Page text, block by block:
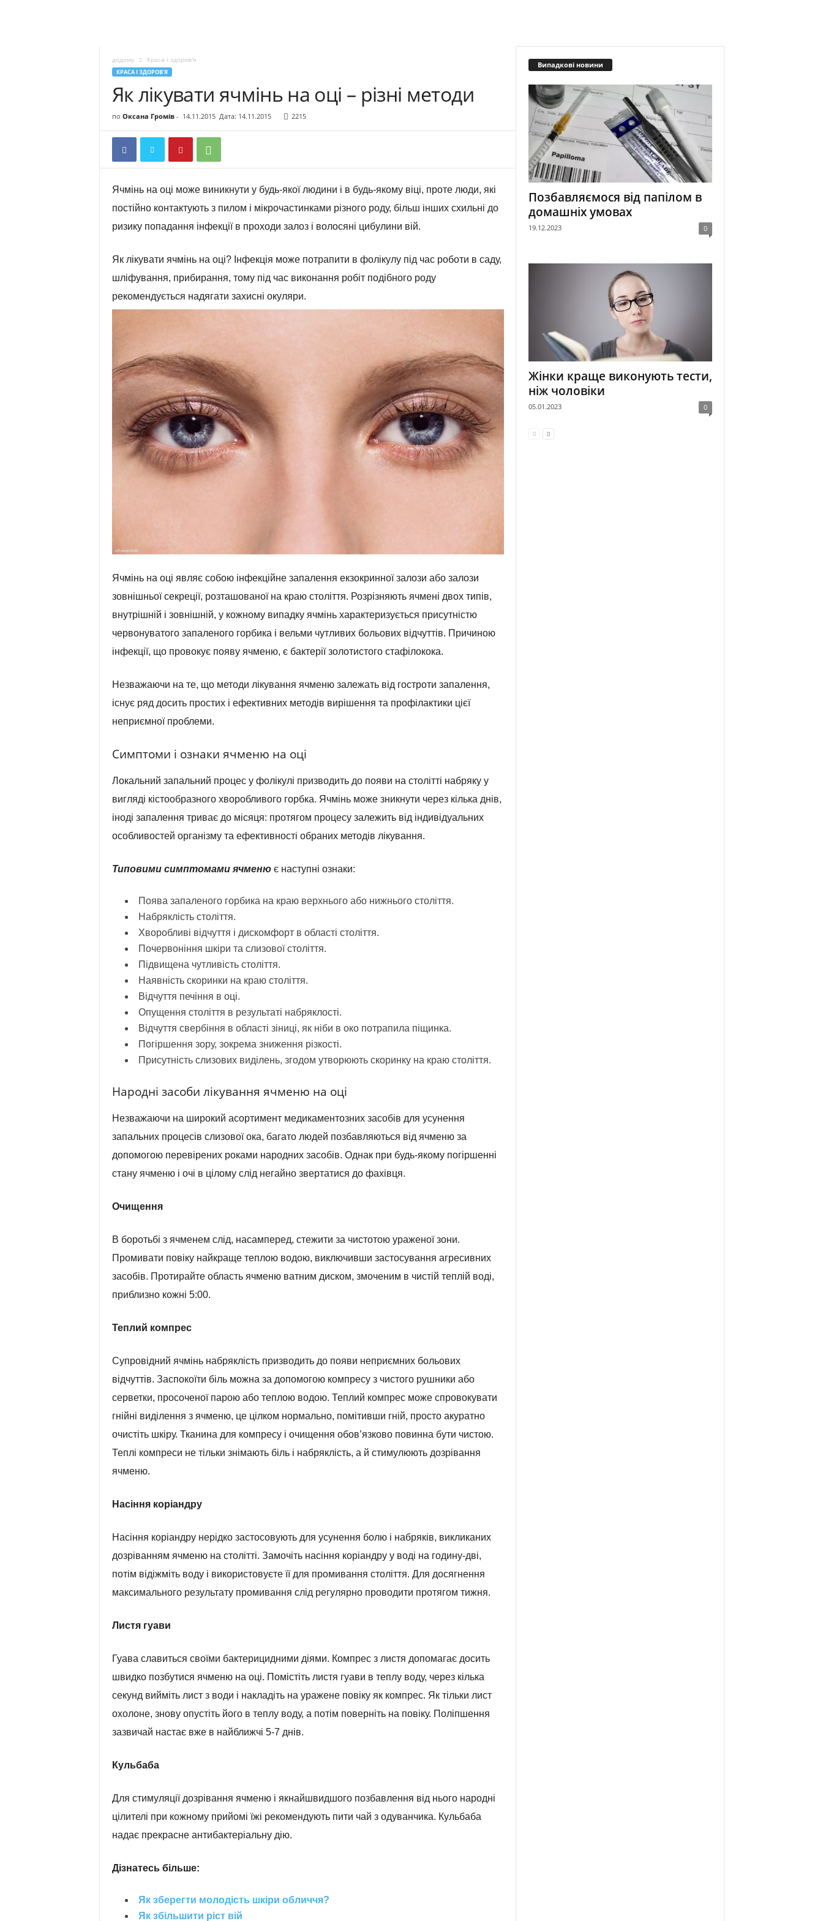
додому Краса і здоров'я
КРАСА І ЗДОРОВ'Я
Як лікувати ячмінь на оці – різні методи
по Оксана Громів- 14.11.2015 Дата: 14.11.2015 2215
Ячмінь на оці може виникнути у будь-якої людини і в будь-якому віці, проте люди, які
постійно контактують з пилом і мікрочастинками різного роду, більш інших схильні до
ризику попадання інфекції в проходи залоз і волосяні цибулини вій.
Як лікувати ячмінь на оці? Інфекція може потрапити в фолікулу під час роботи в саду,
шліфування, прибирання, тому під час виконання робіт подібного роду
рекомендується надягати захисні окуляри.
Ячмінь на оці являє собою інфекційне запалення екзокринної залози або залози
зовнішньої секреції, розташованої на краю століття. Розрізняють ячмені двох типів,
внутрішній і зовнішній, у кожному випадку ячмінь характеризується присутністю
червонуватого запаленого горбика і вельми чутливих больових відчуттів. Причиною
інфекції, що провокує появу ячменю, є бактерії золотистого стафілокока.
Незважаючи на те, що методи лікування ячменю залежать від гостроти запалення,
існує ряд досить простих і ефективних методів вирішення та профілактики цієї
неприємної проблеми.
Симптоми і ознаки ячменю на оці
Локальний запальний процес у фолікулі призводить до появи на столітті набряку у
вигляді кістообразного хворобливого горбка. Ячмінь може зникнути через кілька днів,
іноді запалення триває до місяця: протягом процесу залежить від індивідуальних
особливостей організму та ефективності обраних методів лікування.
Типовими симптомами ячменює наступні ознаки:
Поява запаленого горбика на краю верхнього або нижнього століття.
Набряклість століття.
Хворобливі відчуття і дискомфорт в області століття.
Почервоніння шкіри та слизової століття.
Підвищена чутливість століття.
Наявність скоринки на краю століття.
Відчуття печіння в оці.
Опущення століття в результаті набряклості.
Відчуття свербіння в області зіниці, як ніби в око потрапила піщинка.
Погіршення зору, зокрема зниження різкості.
Присутність слизових виділень, згодом утворюють скоринку на краю століття.
Народні засоби лікування ячменю на оці
Незважаючи на широкий асортимент медикаментозних засобів для усунення
запальних процесів слизової ока, багато людей позбавляються від ячменю за
допомогою перевірених роками народних засобів. Однак при будь-якому погіршенні
стану ячменю і очі в цілому слід негайно звертатися до фахівця.
Очищення
В боротьбі з ячменем слід, насамперед, стежити за чистотою ураженої зони.
Промивати повіку найкраще теплою водою, виключивши застосування агресивних
засобів. Протирайте область ячменю ватним диском, змоченим в чистій теплій воді,
приблизно кожні 5:00.
Теплий компрес
Супровідний ячмінь набряклість призводить до появи неприємних больових
відчуттів. Заспокоїти біль можна за допомогою компресу з чистого рушники або
серветки, просоченої парою або теплою водою. Теплий компрес може спровокувати
гнійні виділення з ячменю, це цілком нормально, помітивши гній, просто акуратно
очистіть шкіру. Тканина для компресу і очищення обов’язково повинна бути чистою.
Теплі компреси не тільки знімають біль і набряклість, а й стимулюють дозрівання
ячменю.
Насіння коріандру
Насіння коріандру нерідко застосовують для усунення болю і набряків, викликаних
дозріванням ячменю на столітті. Замочіть насіння коріандру у воді на годину-дві,
потім відіжміть воду і використовуєте її для промивання століття. Для досягнення
максимального результату промивання слід регулярно проводити протягом тижня.
Листя гуави
Гуава славиться своїми бактерицидними діями. Компрес з листя допомагає досить
швидко позбутися ячменю на оці. Помістіть листя гуави в теплу воду, через кілька
секунд вийміть лист з води і накладіть на уражене повіку як компрес. Як тільки лист
охолоне, знову опустіть його в теплу воду, а потім поверніть на повіку. Поліпшення
зазвичай настає вже в найближчі 5-7 днів.
Кульбаба
Для стимуляції дозрівання ячменю і якнайшвидшого позбавлення від нього народні
цілителі при кожному прийомі їжі рекомендують пити чай з одуванчика. Кульбаба
надає прекрасне антибактеріальну дію.
Дізнатесь більше:
Як зберегти молодість шкіри обличчя?
Як збільшити ріст вій
Випадкові новини
Позбавляємося від папілом в
домашніх умовах
19.12.2023 0
Жінки краще виконують тести,
ніж чоловіки
05.01.2023 0